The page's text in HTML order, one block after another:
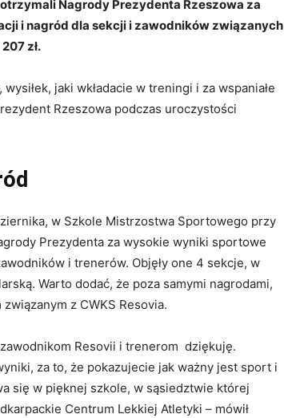
Nagrody Prezydenta Rzeszowa za
i nagród dla sekcji i zawodników związanych
zł.
jaki wkładacie w treningi i za wspaniałe
Rzeszowa podczas uroczystości
w Szkole Mistrzostwa Sportowego przy
Prezydenta za wysokie wyniki sportowe
i trenerów. Objęły one 4 sekcje, w
Warto dodać, że poza samymi nagrodami,
z CWKS Resovia.
Resovii i trenerom dziękuję.
za to, że pokazujecie jak ważny jest sport i
się w pięknej szkole, w sąsiedztwie której
Centrum Lekkiej Atletyki – mówił